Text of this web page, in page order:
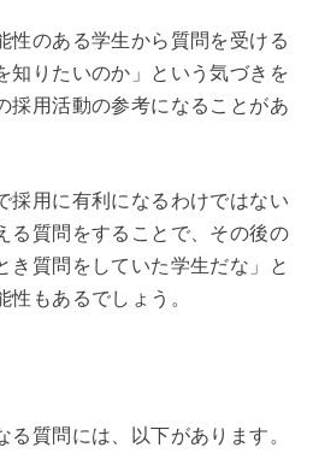
性のある学生から質問を受ける
知りたいのか」という気づきを
採用活動の参考になることがあ
採用に有利になるわけではない
る質問をすることで、その後の
き質問をしていた学生だな」と
性もあるでしょう。
質問には、以下があります。